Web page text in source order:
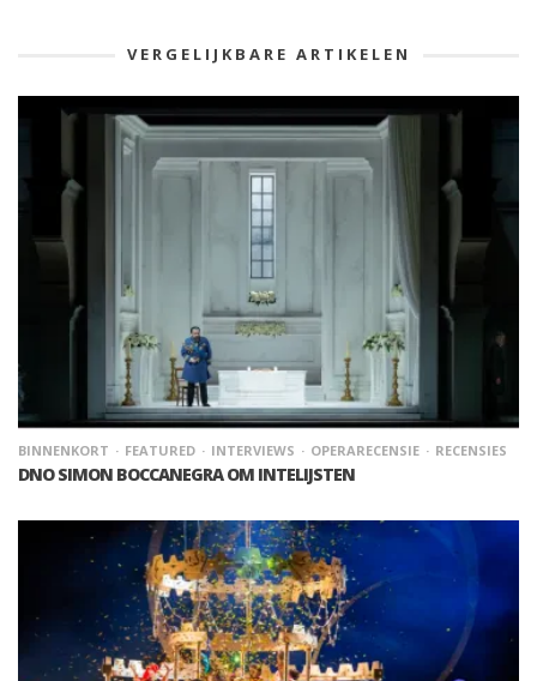
VERGELIJKBARE ARTIKELEN
BINNENKORT FEATURED INTERVIEWS OPERARECENSIE RECENSIES
DNO SIMON BOCCANEGRA OM INTELIJSTEN